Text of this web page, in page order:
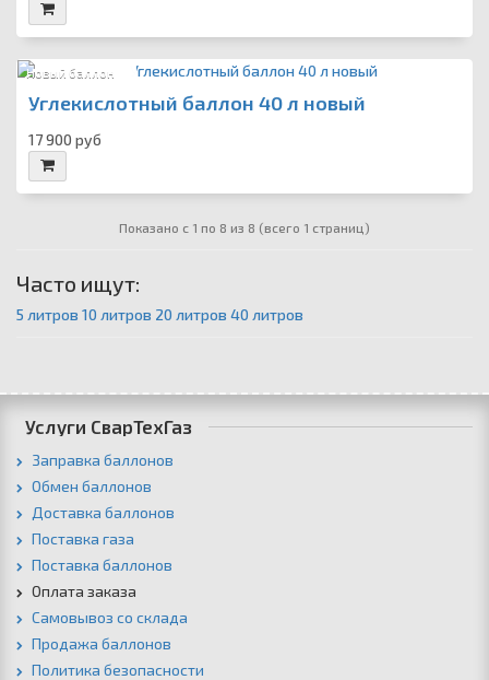
Новый баллон
Углекислотный баллон 40 л новый
17 900 руб
Показано с 1 по 8 из 8 (всего 1 страниц)
Часто ищут:
5 литров 10 литров 20 литров 40 литров
Услуги СварТехГаз
Заправка баллонов
Обмен баллонов
Доставка баллонов
Поставка газа
Поставка баллонов
Оплата заказа
Самовывоз со склада
Продажа баллонов
Политика безопасности